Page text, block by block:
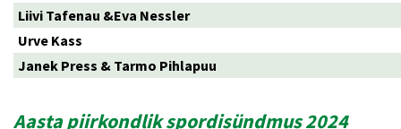
Liivi Tafenau &Eva Nessler
Urve Kass
Janek Press & Tarmo Pihlapuu
Aasta piirkondlik spordisündmus 2024